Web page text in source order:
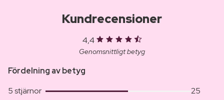
Kundrecensioner
4,4
Genomsnittligt betyg
Fördelning av betyg
5 stjärnor
25